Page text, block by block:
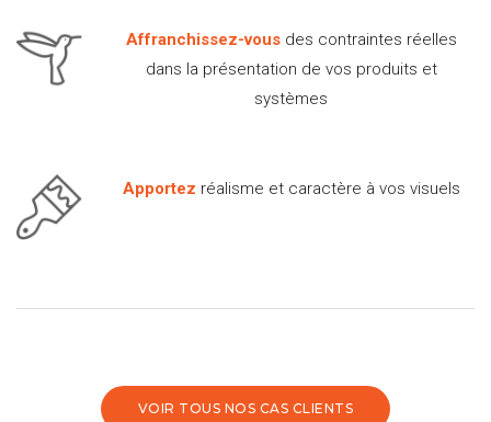
Affranchissez-vous des contraintes réelles
dans la présentation de vos produits et
systèmes
Apportez réalisme et caractère à vos visuels
VOIR TOUS NOS CAS CLIENTS